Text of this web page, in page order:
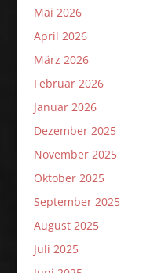
Mai 2026
April 2026
März 2026
Februar 2026
Januar 2026
Dezember 2025
November 2025
Oktober 2025
September 2025
August 2025
Juli 2025